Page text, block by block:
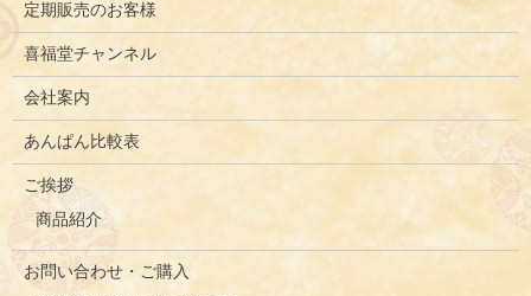
定期販売のお客様
喜福堂チャンネル
会社案内
あんぱん比較表
ご挨拶
商品紹介
お問い合わせ・ご購入